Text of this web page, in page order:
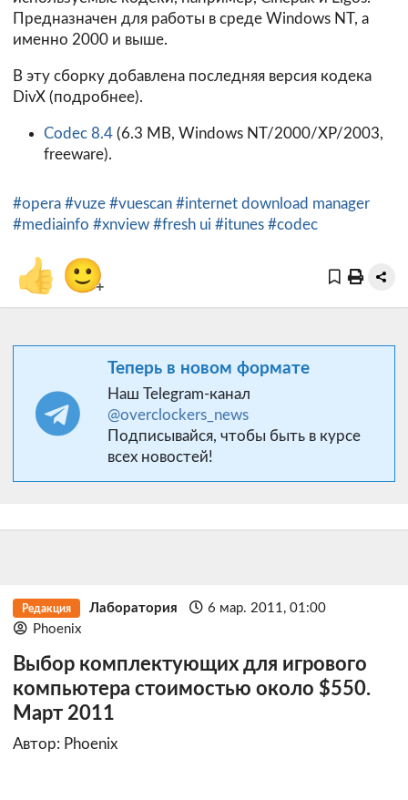
Предназначен для работы в среде Windows NT, а
именно 2000 и выше.
В эту сборку добавлена последняя версия кодека
DivX (подробнее).
Codec 8.4(6.3 MB, Windows NT/2000/XP/2003,
freeware).
#opera #vuze #vuescan #internet download manager
#mediainfo #xnview #fresh ui #itunes #codec
👍 🙂
+
Теперь в новом формате
Наш Telegram-канал
@overclockers_news
Подписывайся, чтобы быть в курсе
всех новостей!
Редакция Лаборатория
6 мар. 2011, 01:00
Phoenix
Выбор комплектующих для игрового
компьютера стоимостью около $550.
Март 2011
Автор: Phoenix